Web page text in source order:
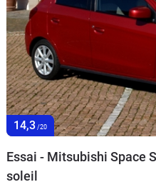
14,3 /20
Essai - Mitsubishi Space
soleil